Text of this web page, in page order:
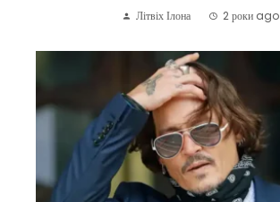
Літвіх Ілона 2 роки ago